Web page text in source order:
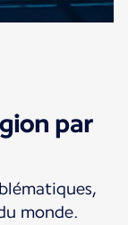
par
monde.